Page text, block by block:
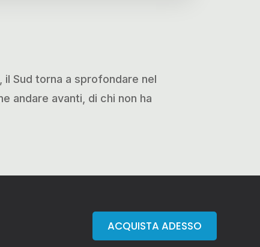
Sud torna a sprofondare nel
andare avanti, di chi non ha
ACQUISTA ADESSO